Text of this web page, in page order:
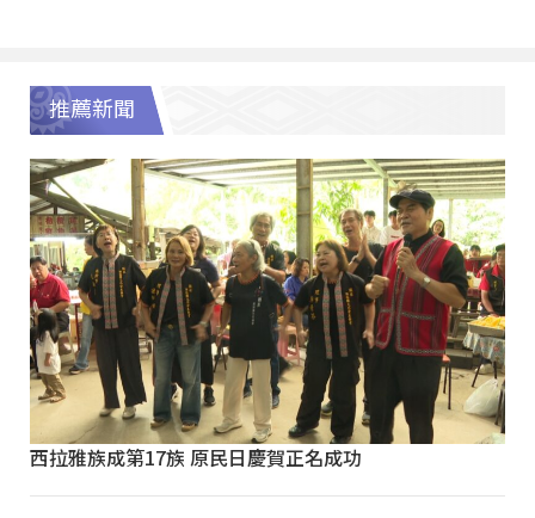
推薦新聞
西拉雅族成第17族 原民日慶賀正名成功